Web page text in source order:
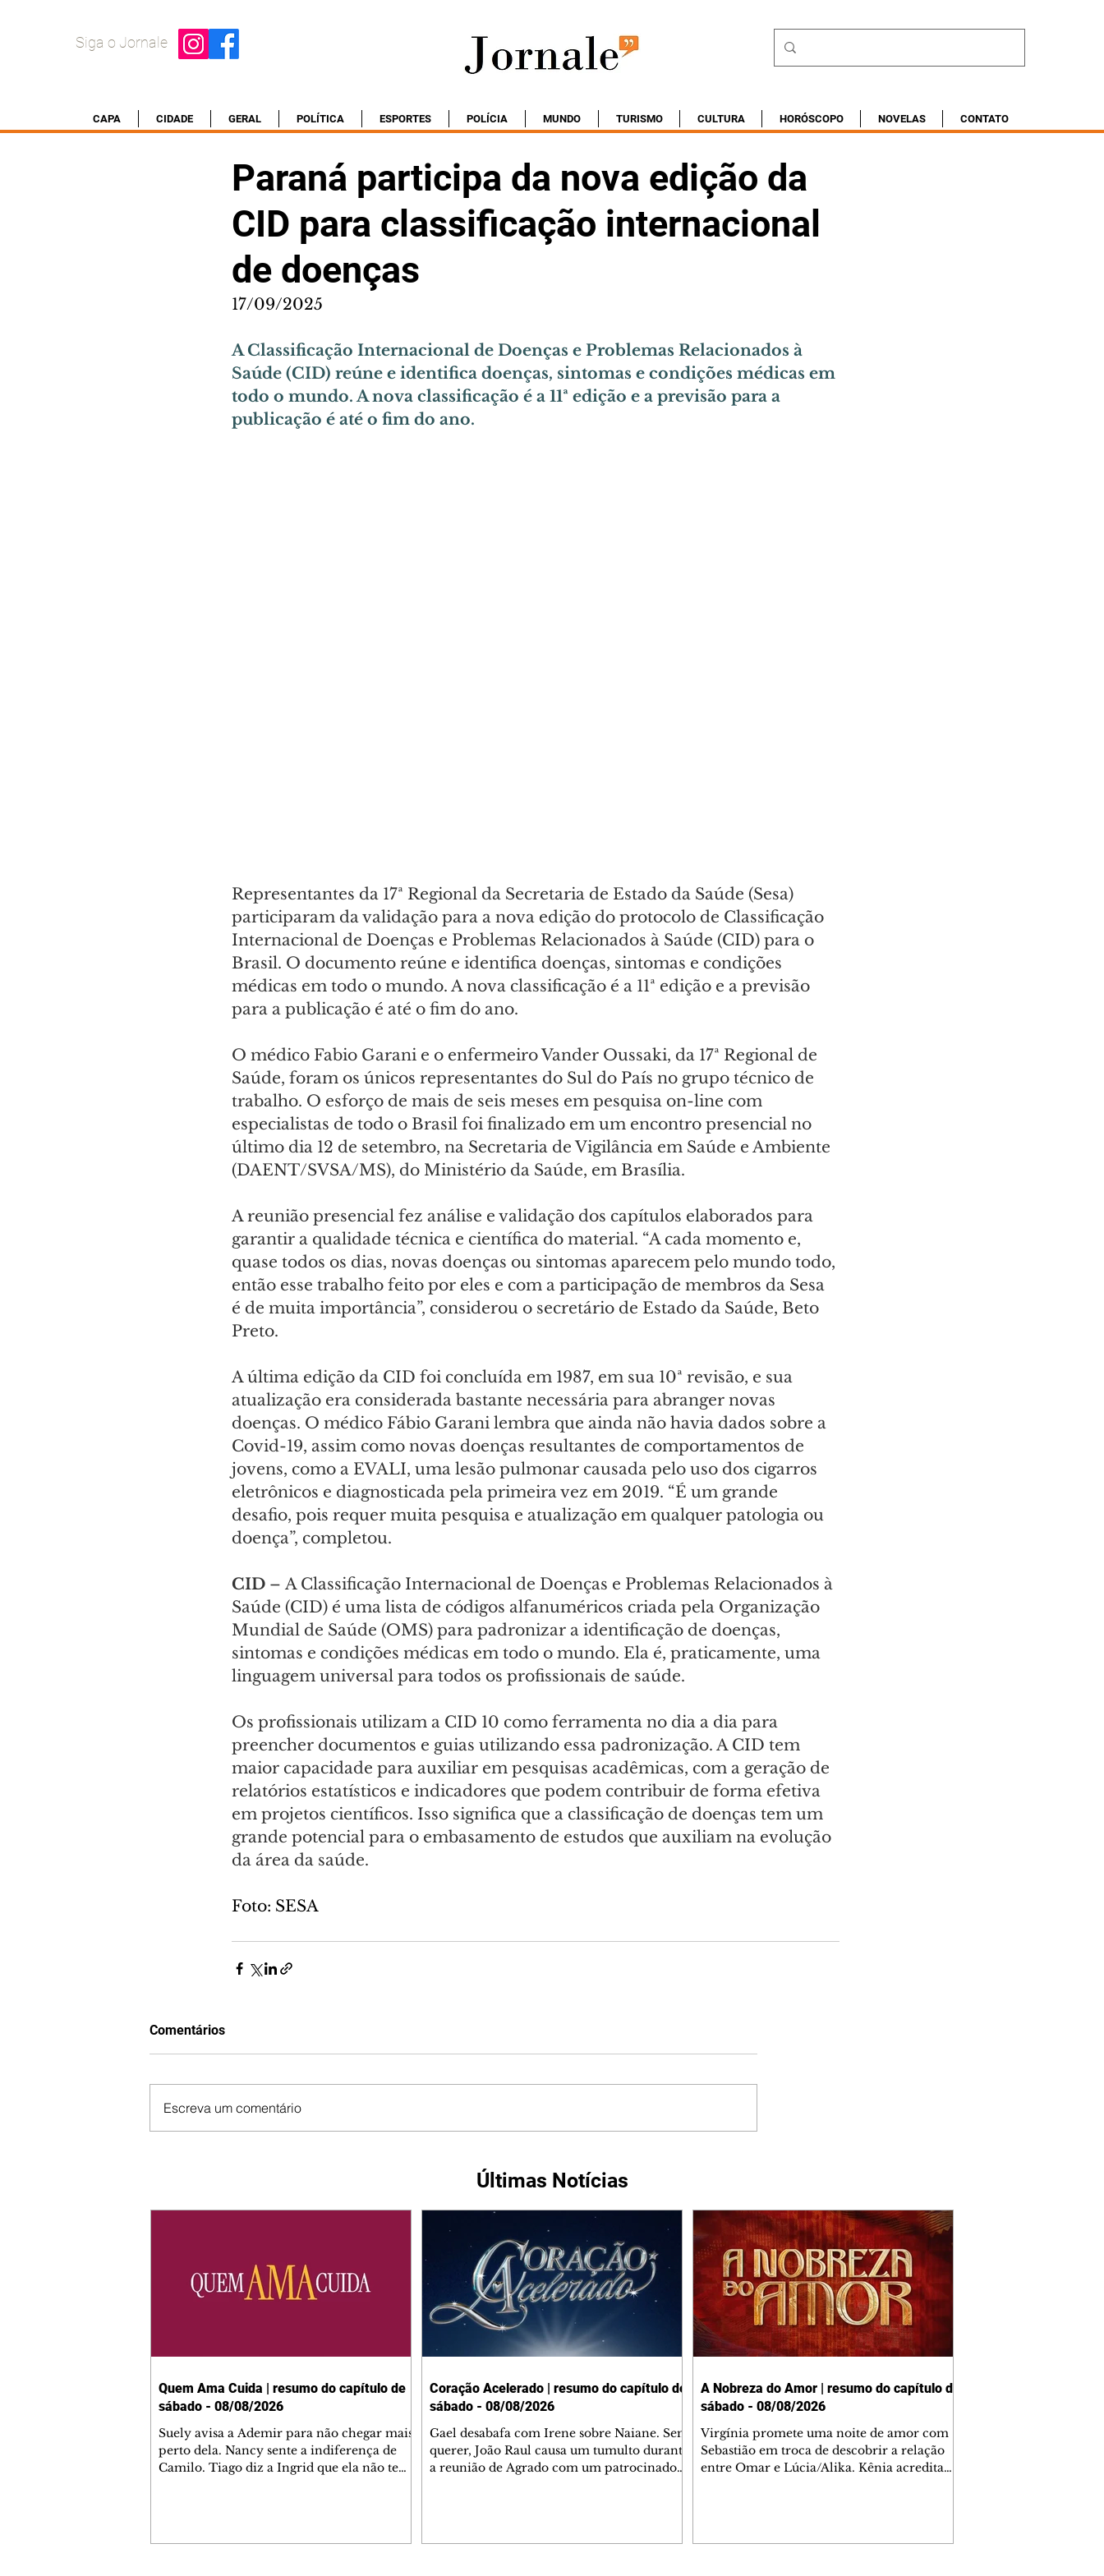
Siga o Jornale
CAPA CIDADE GERAL POLÍTICA ESPORTES POLÍCIA MUNDO TURISMO CULTURA HORÓSCOPO NOVELAS CONTATO
Paraná participa da nova edição da
CID para classificação internacional
de doenças
17/09/2025
A Classificação Internacional de Doenças e Problemas Relacionados à
Saúde (CID) reúne e identifica doenças, sintomas e condições médicas em
todo o mundo. A nova classificação é a 11ª edição e a previsão para a
publicação é até o fim do ano.
Representantes da 17ª Regional da Secretaria de Estado da Saúde (Sesa)
participaram da validação para a nova edição do protocolo de Classificação
Internacional de Doenças e Problemas Relacionados à Saúde (CID) para o
Brasil. O documento reúne e identifica doenças, sintomas e condições
médicas em todo o mundo. A nova classificação é a 11ª edição e a previsão
para a publicação é até o fim do ano.
O médico Fabio Garani e o enfermeiro Vander Oussaki, da 17ª Regional de
Saúde, foram os únicos representantes do Sul do País no grupo técnico de
trabalho. O esforço de mais de seis meses em pesquisa on-line com
especialistas de todo o Brasil foi finalizado em um encontro presencial no
último dia 12 de setembro, na Secretaria de Vigilância em Saúde e Ambiente
(DAENT/SVSA/MS), do Ministério da Saúde, em Brasília.
A reunião presencial fez análise e validação dos capítulos elaborados para
garantir a qualidade técnica e científica do material. “A cada momento e,
quase todos os dias, novas doenças ou sintomas aparecem pelo mundo todo,
então esse trabalho feito por eles e com a participação de membros da Sesa
é de muita importância”, considerou o secretário de Estado da Saúde, Beto
Preto.
A última edição da CID foi concluída em 1987, em sua 10ª revisão, e sua
atualização era considerada bastante necessária para abranger novas
doenças. O médico Fábio Garani lembra que ainda não havia dados sobre a
Covid-19, assim como novas doenças resultantes de comportamentos de
jovens, como a EVALI, uma lesão pulmonar causada pelo uso dos cigarros
eletrônicos e diagnosticada pela primeira vez em 2019. “É um grande
desafio, pois requer muita pesquisa e atualização em qualquer patologia ou
doença”, completou.
CID – A Classificação Internacional de Doenças e Problemas Relacionados à
Saúde (CID) é uma lista de códigos alfanuméricos criada pela Organização
Mundial de Saúde (OMS) para padronizar a identificação de doenças,
sintomas e condições médicas em todo o mundo. Ela é, praticamente, uma
linguagem universal para todos os profissionais de saúde.
Os profissionais utilizam a CID 10 como ferramenta no dia a dia para
preencher documentos e guias utilizando essa padronização. A CID tem
maior capacidade para auxiliar em pesquisas acadêmicas, com a geração de
relatórios estatísticos e indicadores que podem contribuir de forma efetiva
em projetos científicos. Isso significa que a classificação de doenças tem um
grande potencial para o embasamento de estudos que auxiliam na evolução
da área da saúde.
Foto: SESA
Comentários
Escreva um comentário
Últimas Notícias
Quem Ama Cuida | resumo do capítulo de
sábado - 08/08/2026
Suely avisa a Ademir para não chegar mais
perto dela. Nancy sente a indiferença de
Camilo. Tiago diz a Ingrid que ela não tem
Coração Acelerado | resumo do capítulo de
sábado - 08/08/2026
Gael desabafa com Irene sobre Naiane. Sem
querer, João Raul causa um tumulto durante
a reunião de Agrado com um patrocinador.
A Nobreza do Amor | resumo do capítulo de
sábado - 08/08/2026
Virgínia promete uma noite de amor com
Sebastião em troca de descobrir a relação
entre Omar e Lúcia/Alika. Kênia acredita